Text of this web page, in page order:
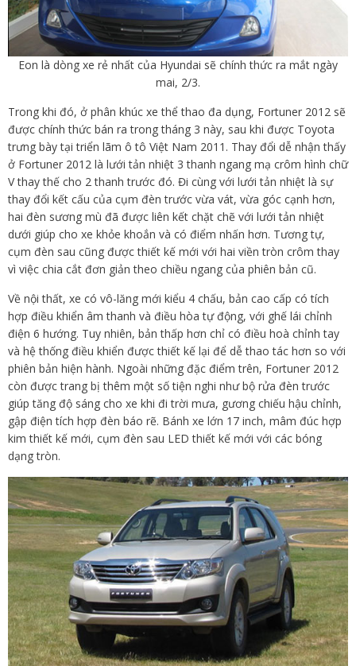
Eon là dòng xe rẻ nhất của Hyundai sẽ chính thức ra mắt ngày
mai, 2/3.
Trong khi đó, ở phân khúc xe thể thao đa dụng, Fortuner 2012 sẽ
được chính thức bán ra trong tháng 3 này, sau khi được Toyota
trưng bày tại triển lãm ô tô Việt Nam 2011. Thay đổi dễ nhận thấy
ở Fortuner 2012 là lưới tản nhiệt 3 thanh ngang mạ crôm hình chữ
V thay thế cho 2 thanh trước đó. Đi cùng với lưới tản nhiệt là sự
thay đổi kết cấu của cụm đèn trước vừa vát, vừa góc cạnh hơn,
hai đèn sương mù đã được liên kết chặt chẽ với lưới tản nhiệt
dưới giúp cho xe khỏe khoắn và có điểm nhấn hơn. Tương tự,
cụm đèn sau cũng được thiết kế mới với hai viền tròn crôm thay
vì việc chia cắt đơn giản theo chiều ngang của phiên bản cũ.
Về nội thất, xe có vô-lăng mới kiểu 4 chấu, bản cao cấp có tích
hợp điều khiển âm thanh và điều hòa tự động, với ghế lái chỉnh
điện 6 hướng. Tuy nhiên, bản thấp hơn chỉ có điều hoà chỉnh tay
và hệ thống điều khiển được thiết kế lại để dễ thao tác hơn so với
phiên bản hiện hành. Ngoài những đặc điểm trên, Fortuner 2012
còn được trang bị thêm một số tiện nghi như bộ rửa đèn trước
giúp tăng độ sáng cho xe khi đi trời mưa, gương chiếu hậu chỉnh,
gập điện tích hợp đèn báo rẽ. Bánh xe lớn 17 inch, mâm đúc hợp
kim thiết kế mới, cụm đèn sau LED thiết kế mới với các bóng
dạng tròn.